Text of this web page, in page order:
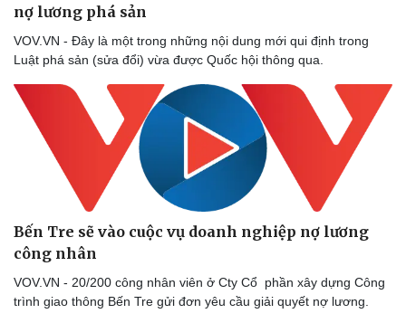
Thể thao
Lịch thi đấu bóng đá
Thế giới thể thao
eSports
Hậu trường
Ô tô - Xe máy
Ô tô
Xe máy
Tư vấn
nợ lương phá sản
VOV.VN - Đây là một trong những nội dung mới qui định trong
Luật phá sản (sửa đổi) vừa được Quốc hội thông qua.
Bến Tre sẽ vào cuộc vụ doanh nghiệp nợ lương
công nhân
VOV.VN - 20/200 công nhân viên ở Cty Cổ phần xây dựng Công
trình giao thông Bến Tre gửi đơn yêu cầu giải quyết nợ lương.